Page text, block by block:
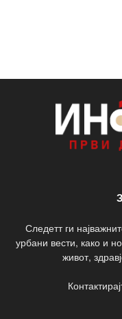
Следетт ги
урбани вести, како и
живот,